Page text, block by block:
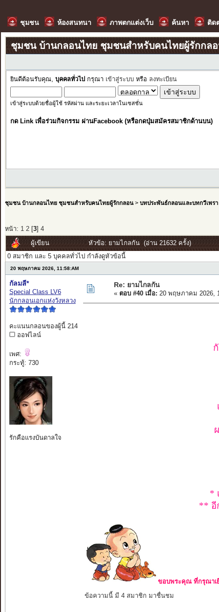
ชุมชน ห้องสนทนา ภาพตกแต่งเว็บ ค้นหา ติด
ชุมชน บ้านกลอนไทย ชุมชนสำหรับคนไทยผู้รักกล
ยินดีต้อนรับคุณ, บุคคลทั่วไป กรุณา เข้าสู่ระบบ หรือ ลงทะเบียน
เข้าสู่ระบบด้วยชื่อผู้ใช้ รหัสผ่าน และระยะเวลาในเซสชั่น
กด Link เพื่อร่วมกิจกรรม ผ่านFacebook (หรือกดปุ่มสมัครสมาชิกด้านบน)
ชุมชน บ้านกลอนไทย ชุมชนสำหรับคนไทยผู้รักกลอน> บทประพันธ์กลอนและบทกวีเพรา
หน้า: 1 2[ 3] 4
ผู้เขียน
หัวข้อ: ยามไกลกัน (อ่าน 21632 ครั้ง)
0 สมาชิก และ 5 บุคคลทั่วไป กำลังดูหัวข้อนี้
20 พฤษภาคม 2026, 11:58:AM
กัลมลี*
Special Class LV6
นักกลอนเอกแห่งวังหลวง
คะแนนกลอนของผู้นี้ 214
ออฟไลน์
เพศ:
กระทู้: 730
รักคือแรงบันดาลใจ
Re: ยามไกลกัน
« ตอบ #40 เมื่อ: 20 พฤษภาคม 2026,
*
** อี
ขอบพระคุณ ที่กรุณาเ
ข้อความนี้ มี 4 สมาชิก มาชื่นชม